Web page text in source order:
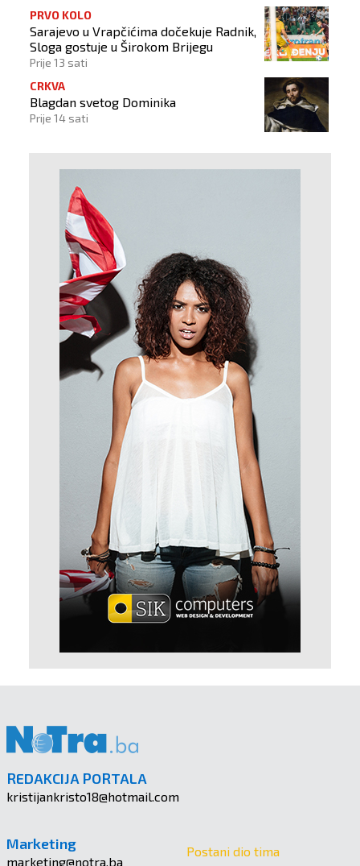
PRVO KOLO
Sarajevo u Vrapčićima dočekuje Radnik,
Sloga gostuje u Širokom Brijegu
Prije 13 sati
CRKVA
Blagdan svetog Dominika
Prije 14 sati
REDAKCIJA PORTALA
kristijankristo18@hotmail.com
Marketing
marketing@notra.ba
Postani dio tima